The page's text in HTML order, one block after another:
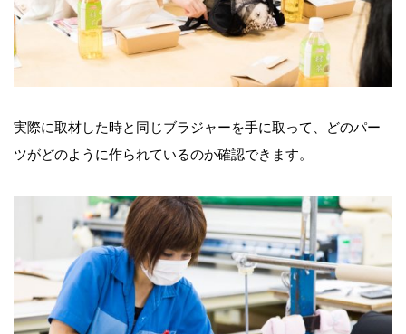
実際に取材した時と同じブラジャーを手に取って、どのパー
ツがどのように作られているのか確認できます。